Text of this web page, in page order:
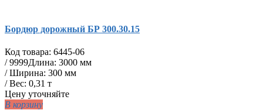
Бордюр дорожный БР 300.30.15
Код товара: 6445-06
/9999Длина: 3000 мм
/ Ширина: 300 мм
/ Вес: 0,31 т
Цену уточняйте
В корзину